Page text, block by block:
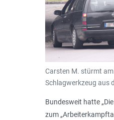
Carsten M. stürmt
Schlagwerkzeug aus
Bundesweit hatte
zum